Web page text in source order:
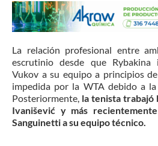
La relación profesional entre
escrutinio desde que
Vukov a su equipo a principios
impedida por la WTA debido a la
Posteriormente, la tenista trabajó
Ivanišević y más
Sanguinetti a su equipo técnico.